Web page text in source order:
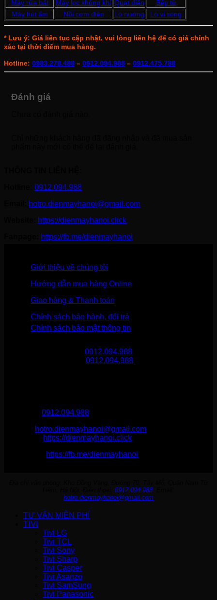
Máy rửa bát Máy lọc không khí Quạt điện
Bếp từ
Máy hút ẩm
Nồi cơm điện Lò nướng Lò vi sóng
* Lưu ý: Giá liên tục cập nhật, vui lòng liên hệ để có giá chính
xác tại thời điểm mua hàng.
Hotline: 0983.278.488 – 0912.094.988 – 0912.475.788
Đánh giá
0912.094.988
hotro.dienmayhanoi@gmail.com
https://dienmayhanoi.click
https://fb.me/dienmayhanoi
Giới thiệu về chúng tôi
Hướng dẫn mua hàng Online
Giao hàng & Thanh toán
Chính sách bảo hành, đổi trả
Chính sách bảo mật thông tin
0912.094.988
0912.094.988
0912.094.988
hotro.dienmayhanoi@gmail.com
https://dienmayhanoi.click
https://fb.me/dienmayhanoi
0912.094.988. Email:
hotro.dienmayhanoi@gmail.com
TƯ VẤN MIỄN PHÍ
TIVI
Tivi LG
Tivi TCL
Tivi Sony
Tivi Sharp
Tivi Casper
Tivi Asanzo
Tivi SamSung
Tivi Panasonic